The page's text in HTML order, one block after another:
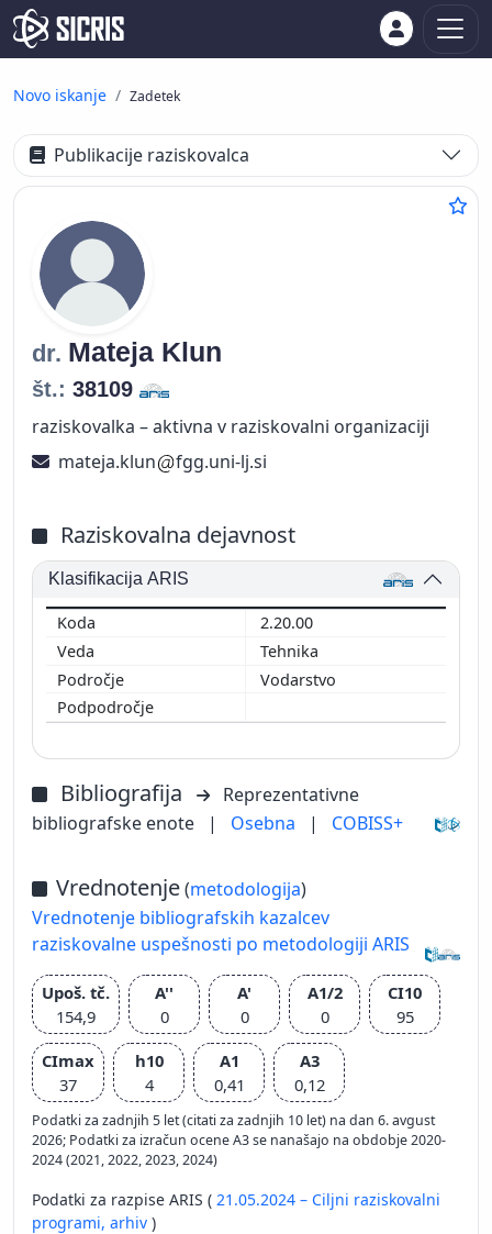
Novo iskanje Zadetek
Publikacije raziskovalca
dr. Mateja Klun
št.: 38109
raziskovalka – aktivna v raziskovalni organizaciji
mateja.klun
fgg.uni-lj.si
Raziskovalna dejavnost
Klasifikacija ARIS
2.20.00
Tehnika
Vodarstvo
Bibliografija
Reprezentativne
bibliografske enote
| Osebna | COBISS+
Vrednotenje(metodologija)
Vrednotenje bibliografskih kazalcev
raziskovalne uspešnosti po metodologiji ARIS
Upoš. tč.
154,9
A''
0
A'
0
A1/2
0
CI10
95
CImax
37
h10
4
A1
0,41
A3
0,12
Podatki za zadnjih 5 let (citati za zadnjih 10 let) na dan 6. avgust
2026; Podatki za izračun ocene A3 se nanašajo na obdobje 2020-
2024 (2021, 2022, 2023, 2024)
Podatki za razpise ARIS ( 21.05.2024 – Ciljni raziskovalni
programi, arhiv )